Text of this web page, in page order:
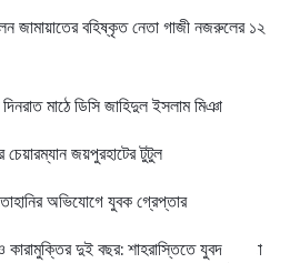
জামায়াতের বহিষ্কৃত নেতা গাজী নজরুলের ১২
মাঠে ডিসি জাহিদুল ইসলাম মিঞা
চেয়ারম্যান জয়পুরহাটের টুটুল
অভিযোগে যুবক গ্রেপ্তার
দুই বছর: শাহরাস্তিতে যুবদল নেতা